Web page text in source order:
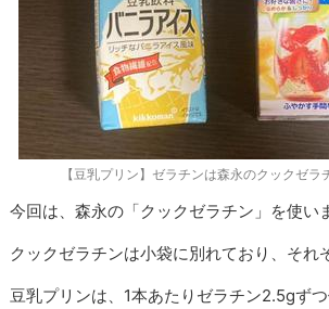
【豆乳プリン】ゼラチンは森永のクックゼラ
今回は、森永の「クックゼラチン」を使い
クックゼラチンは小袋に別れており、それ
豆乳プリンは、1本あたりゼラチン2.5gず